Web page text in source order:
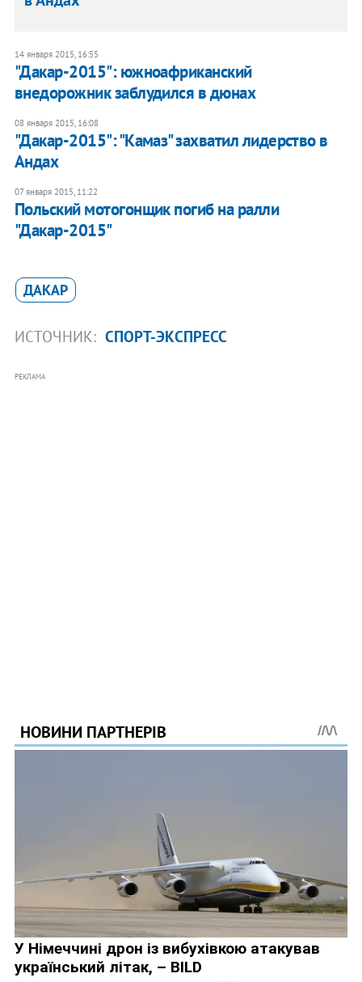
14 января 2015, 16:55
"Дакар-2015": южноафриканский
внедорожник заблудился в дюнах
08 января 2015, 16:08
"Дакар-2015": "Камаз" захватил лидерство в
Андах
07 января 2015, 11:22
Польский мотогонщик погиб на ралли
"Дакар-2015"
ДАКАР
ИСТОЧНИК: СПОРТ-ЭКСПРЕСС
РЕКЛАМА